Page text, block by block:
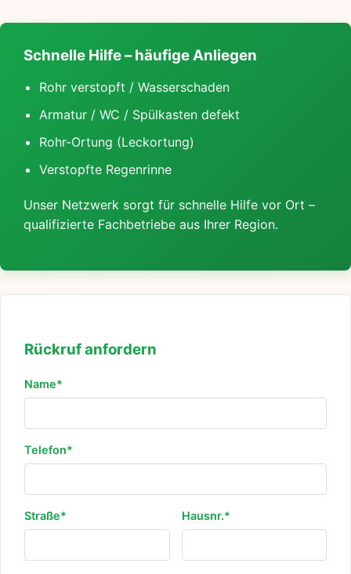
Schnelle Hilfe – häufige Anliegen
Rohr verstopft / Wasserschaden
Armatur / WC / Spülkasten defekt
Rohr-Ortung (Leckortung)
Verstopfte Regenrinne
Unser Netzwerk sorgt für schnelle Hilfe vor Ort –
qualifizierte Fachbetriebe aus Ihrer Region.
Rückruf anfordern
Name*
Telefon*
Straße* Hausnr.*